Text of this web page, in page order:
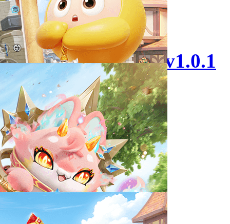
克隆人霓虹危机v1.0.1
46.22MB
休闲益智